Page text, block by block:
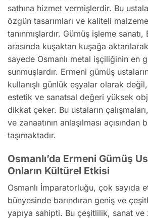
sathına hizmet vermişlerdir. Bu
özgün tasarımları ve kaliteli
tanınmışlardır. Gümüş işleme
arasında kuşaktan kuşağa
sayede Osmanlı metal işçiliğinin en
sunmuşlardır. Ermeni gümüş
kullanışlı günlük eşyalar olarak
estetik ve sanatsal değeri yüksek
dikkat çeker. Bu ustaların
ve zanaatının anlaşılması açısından
taşımaktadır.
Osmanlı’da Ermeni Gümüş
Onların Kültürel Etkisi
Osmanlı İmparatorluğu, çok sayıda
bünyesinde barındıran geniş ve
yapıya sahipti. Bu çeşitlilik, sanat ve